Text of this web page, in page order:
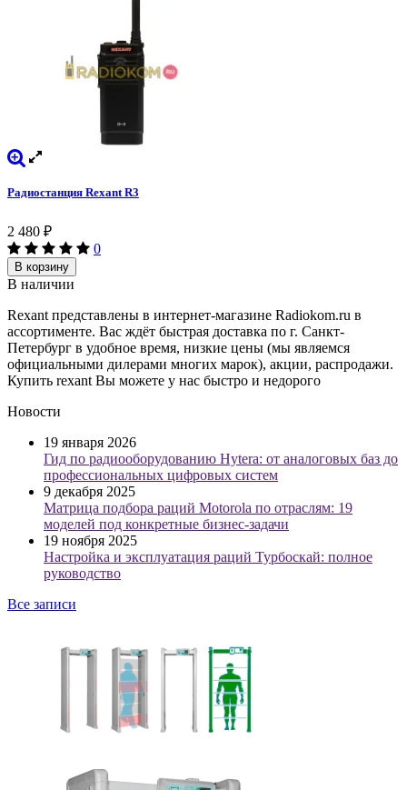
Радиостанция Rexant R3
2 480 ₽
0
В корзину
В наличии
Rexant представлены в интернет-магазине Radiokom.ru в
ассортименте. Вас ждёт быстрая доставка по г. Санкт-
Петербург в удобное время, низкие цены (мы являемся
официальными дилерами многих марок), акции, распродажи.
Купить rexant Вы можете у нас быстро и недорого
Новости
19 января 2026
Гид по радиооборудованию Hytera: от аналоговых баз до
профессиональных цифровых систем
9 декабря 2025
Матрица подбора раций Motorola по отраслям: 19
моделей под конкретные бизнес-задачи
19 ноября 2025
Настройка и эксплуатация раций Турбоскай: полное
руководство
Все записи